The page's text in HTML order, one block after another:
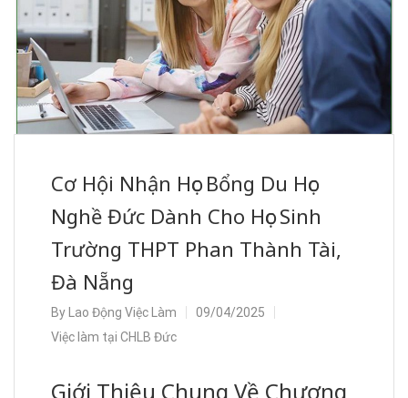
Cơ Hội Nhận Học Bổng Du Học
Nghề Đức Dành Cho Học Sinh
Trường THPT Phan Thành Tài,
Đà Nẵng
By Lao Động Việc Làm
09/04/2025
Việc làm tại CHLB Đức
Giới Thiệu Chung Về Chương